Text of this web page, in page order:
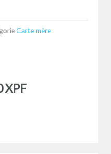
Carte mère
XPF